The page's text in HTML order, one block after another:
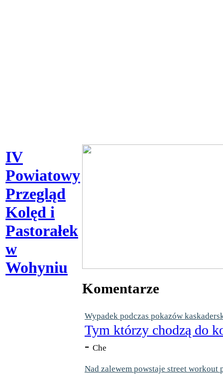
Komentarze
Wypadek podczas pokazów
Tym którzy chodzą do
- Che
Nad zalewem powstaje street workout
IV
Powiatowy
Przegląd
Kolęd i
Pastorałek
w
Wohyniu